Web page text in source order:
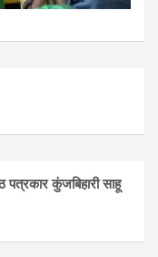
कुंजबिहारी साहू